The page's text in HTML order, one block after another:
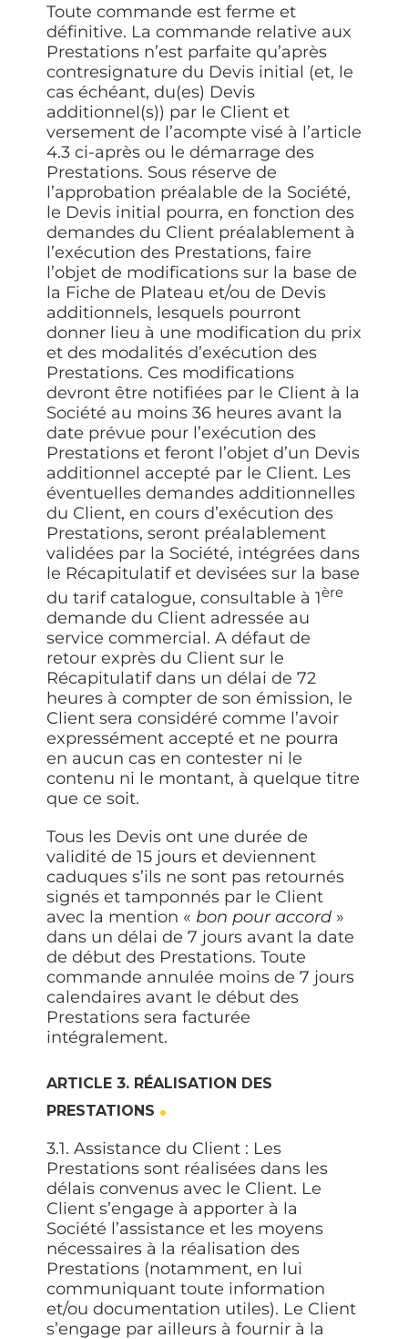
Toute commande est ferme et
définitive. La commande relative aux
Prestations n’est parfaite qu’après
contresignature du Devis initial (et, le
cas échéant, du(es) Devis
additionnel(s)) par le Client et
versement de l’acompte visé à l’article
4.3 ci-après ou le démarrage des
Prestations. Sous réserve de
l’approbation préalable de la Société,
le Devis initial pourra, en fonction des
demandes du Client préalablement à
l’exécution des Prestations, faire
l’objet de modifications sur la base de
la Fiche de Plateau et/ou de Devis
additionnels, lesquels pourront
donner lieu à une modification du prix
et des modalités d’exécution des
Prestations. Ces modifications
devront être notifiées par le Client à la
Société au moins 36 heures avant la
date prévue pour l’exécution des
Prestations et feront l’objet d’un Devis
additionnel accepté par le Client. Les
éventuelles demandes additionnelles
du Client, en cours d’exécution des
Prestations, seront préalablement
validées par la Société, intégrées dans
le Récapitulatif et devisées sur la base
du tarif catalogue, consultable à 1ère
demande du Client adressée au
service commercial. A défaut de
retour exprès du Client sur le
Récapitulatif dans un délai de 72
heures à compter de son émission, le
Client sera considéré comme l’avoir
expressément accepté et ne pourra
en aucun cas en contester ni le
contenu ni le montant, à quelque titre
que ce soit.
Tous les Devis ont une durée de
validité de 15 jours et deviennent
caduques s’ils ne sont pas retournés
signés et tamponnés par le Client
avec la mention « bon pour accord»
dans un délai de 7 jours avant la date
de début des Prestations. Toute
commande annulée moins de 7 jours
calendaires avant le début des
Prestations sera facturée
intégralement.
ARTICLE 3. RÉALISATION DES
PRESTATIONS
3.1. Assistance du Client : Les
Prestations sont réalisées dans les
délais convenus avec le Client. Le
Client s’engage à apporter à la
Société l’assistance et les moyens
nécessaires à la réalisation des
Prestations (notamment, en lui
communiquant toute information
et/ou documentation utiles). Le Client
s’engage par ailleurs à fournir à la